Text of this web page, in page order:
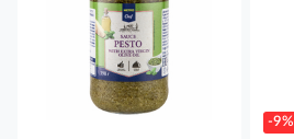
-9%